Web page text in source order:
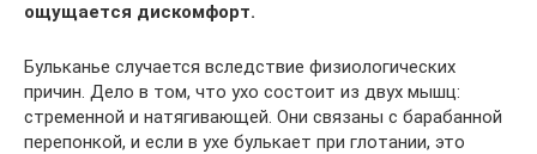
ощущается дискомфорт.
Бульканье случается вследствие физиологических
причин. Дело в том, что ухо состоит из двух мышц:
стременной и натягивающей. Они связаны с барабанной
перепонкой, и если в ухе булькает при глотании, это